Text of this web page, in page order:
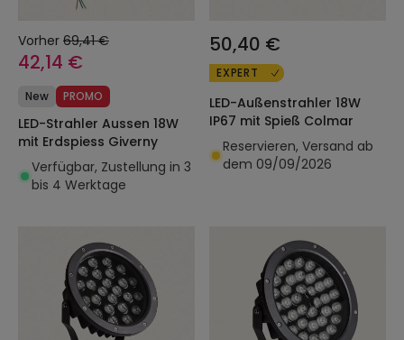
Vorher 69,41 €
42,14 €
New PROMO
LED-Strahler Aussen 18W
mit Erdspiess Giverny
Verfügbar, Zustellung in 3
bis 4 Werktage
50,40 €
EXPERT
LED-Außenstrahler 18W
IP67 mit Spieß Colmar
Reservieren, Versand ab
dem 09/09/2026